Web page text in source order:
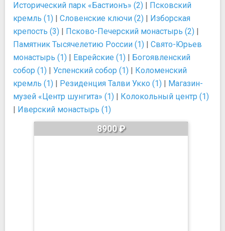
Исторический парк «Бастионъ» (2) | Псковский
кремль (1) | Словенские ключи (2) | Изборская
крепость (3) | Псково-Печерский монастырь (2) |
Памятник Тысячелетию России (1) | Свято-Юрьев
монастырь (1) | Еврейские (1) | Богоявленский
собор (1) | Успенский собор (1) | Коломенский
кремль (1) | Резиденция Талви Укко (1) | Магазин-
музей «Центр шунгита» (1) | Колокольный центр (1)
| Иверский монастырь (1)
8900 ₽